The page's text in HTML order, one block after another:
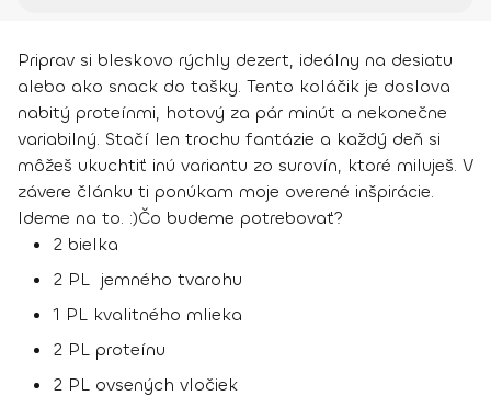
Priprav si bleskovo rýchly dezert, ideálny na desiatu
alebo ako snack do tašky. Tento koláčik je doslova
nabitý proteínmi, hotový za pár minút a nekonečne
variabilný. Stačí len trochu fantázie a každý deň si
môžeš ukuchtiť inú variantu zo surovín, ktoré miluješ. V
závere článku ti ponúkam moje overené inšpirácie.
Ideme na to. :)Čo budeme potrebovať?
2 bielka
2 PL jemného tvarohu
1 PL kvalitného mlieka
2 PL proteínu
2 PL ovsených vločiek